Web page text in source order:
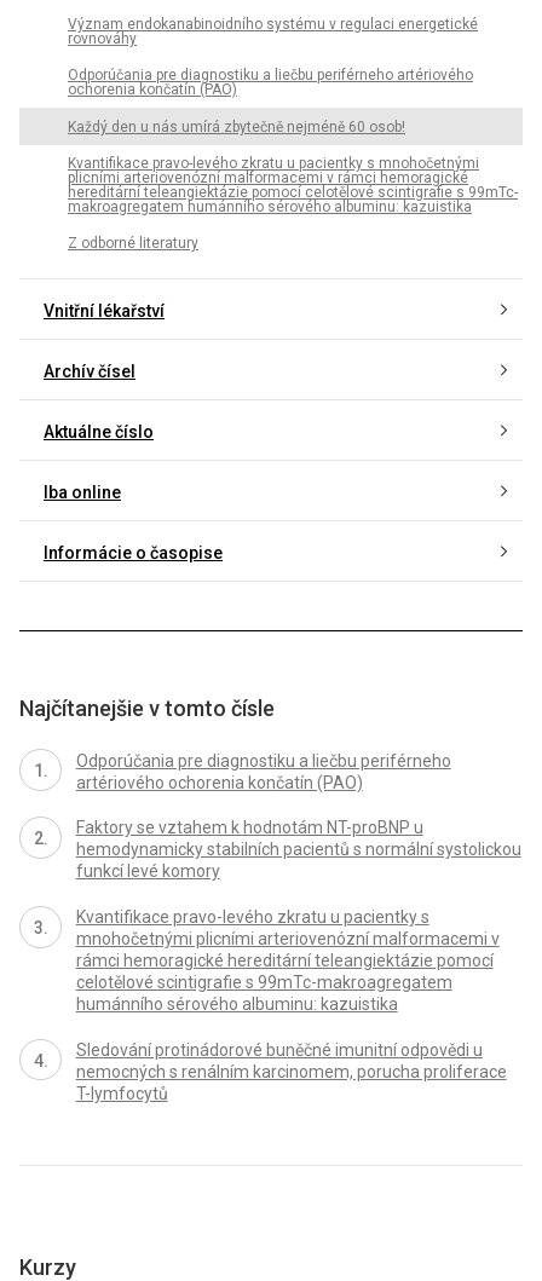
Význam endokanabinoidního systému v regulaci energetické
rovnováhy
Odporúčania pre diagnostiku a liečbu periférneho artériového
ochorenia končatín (PAO)
Každý den u nás umírá zbytečně nejméně 60 osob!
Kvantifikace pravo-levého zkratu u pacientky s mnohočetnými
plicními arteriovenózní malformacemi v rámci hemoragické
hereditární teleangiektázie pomocí celotělové scintigrafie s 99mTc-
makroagregatem humánního sérového albuminu: kazuistika
Z odborné literatury
Vnitřní lékařství
Archív čísel
Aktuálne číslo
Iba online
Informácie o časopise
Najčítanejšie v tomto čísle
Odporúčania pre diagnostiku a liečbu periférneho
artériového ochorenia končatín (PAO)
Faktory se vztahem k hodnotám NT-proBNP u
hemodynamicky stabilních pacientů s normální systolickou
funkcí levé komory
Kvantifikace pravo-levého zkratu u pacientky s
mnohočetnými plicními arteriovenózní malformacemi v
rámci hemoragické hereditární teleangiektázie pomocí
celotělové scintigrafie s 99mTc-makroagregatem
humánního sérového albuminu: kazuistika
Sledování protinádorové buněčné imunitní odpovědi u
nemocných s renálním karcinomem, porucha proliferace
T-lymfocytů
Kurzy